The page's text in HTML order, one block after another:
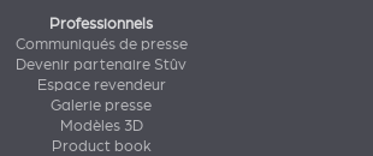
Professionnels
Communiqués de presse
Devenir partenaire Stûv
Espace revendeur
Galerie presse
Modèles 3D
Product book